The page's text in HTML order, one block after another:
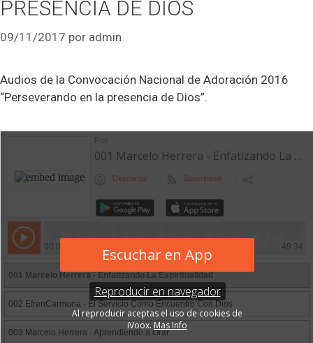
PRESENCIA DE DIOS
09/11/2017 por admin
Audios de la Convocación Nacional de Adoración 2016
“Perseverando en la presencia de Dios”.